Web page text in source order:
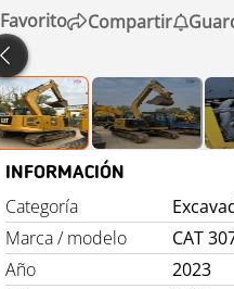
Favorito
Compartir
INFORMACIÓN
Categoría
Marca / modelo
CAT
Año
2023